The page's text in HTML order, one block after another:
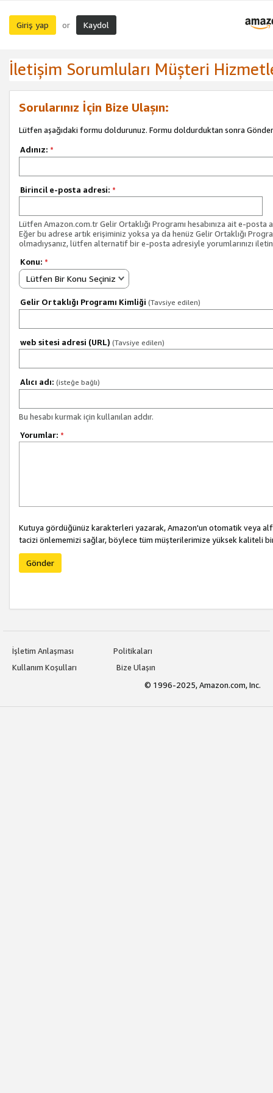
Giriş yap or Kaydol
İletişim Sorumluları Müşteri
Sorularınız İçin Bize Ulaşın:
Lütfen aşağıdaki formu doldurunuz. Formu doldurduktan sonra Gönder
Adınız: *
Birincil e-posta adresi: *
Lütfen Amazon.com.tr Gelir Ortaklığı Programı hesabınıza ait e-posta
Eğer bu adrese artık erişiminiz yoksa ya da henüz Gelir Ortaklığı
olmadıysanız, lütfen alternatif bir e-posta adresiyle yorumlarınızı
Konu: *
Lütfen Bir Konu Seçiniz
Gelir Ortaklığı Programı Kimliği (Tavsiye edilen)
web sitesi adresi (URL) (Tavsiye edilen)
Alıcı adı: (isteğe bağlı)
Bu hesabı kurmak için kullanılan addır.
Yorumlar: *
Kutuya gördüğünüz karakterleri yazarak, Amazon'un otomatik veya
tacizi önlememizi sağlar, böylece tüm müşterilerimize yüksek kaliteli
Gönder
İşletim Anlaşması
Politikaları
Kullanım Koşulları
Bize Ulaşın
© 1996-2025, Amazon.com, Inc.